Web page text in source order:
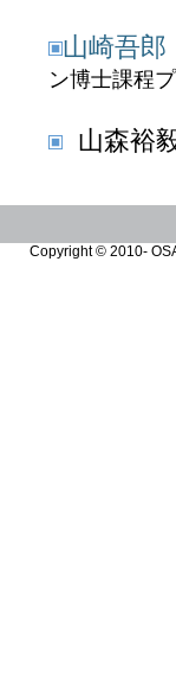
山崎吾郎
ン博士課程
山森裕
Copyright © 2010-